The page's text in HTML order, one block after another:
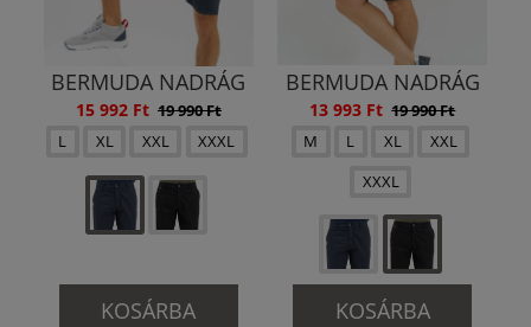
BERMUDA NADRÁG
15 992 Ft 19 990 Ft
L
XL XXL XXXL
KOSÁRBA
BERMUDA NADRÁG
13 993 Ft 19 990 Ft
M
L XL
XXL
XXXL
KOSÁRBA